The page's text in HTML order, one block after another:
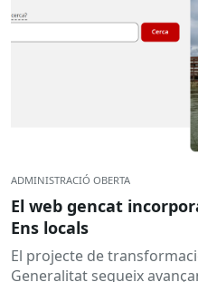
ADMINISTRACIÓ OBERTA
El web gencat
Ens locals
El projecte de
Generalitat segueix